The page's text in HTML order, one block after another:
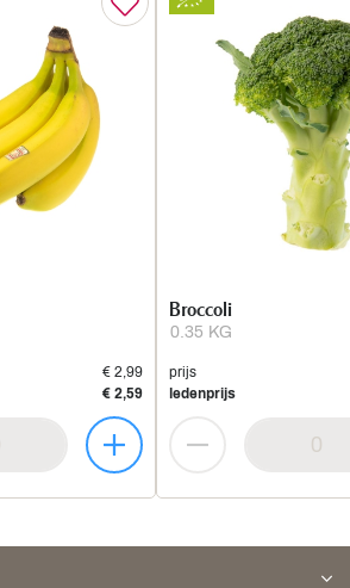
€ 2,99
€ 2,59
0.35 KG
Broccoli
prijs
ledenprijs